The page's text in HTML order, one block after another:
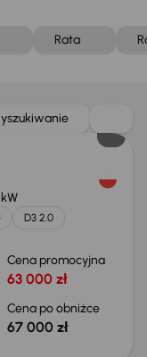
Rata
kW
D3 2.0
Cena promocyjna
63 000 zł
Cena po obniżce
67 000 zł